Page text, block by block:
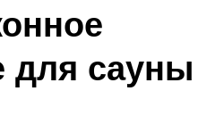
для сауны